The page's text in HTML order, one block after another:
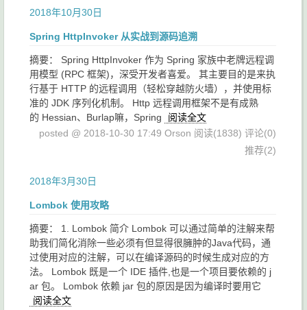
2018年10月30日
Spring HttpInvoker 从实战到源码追溯
摘要： Spring HttpInvoker 作为 Spring 家族中老牌远程调
用模型 (RPC 框架)，深受开发者喜爱。 其主要目的是来执
行基于 HTTP 的远程调用（轻松穿越防火墙），并使用标
准的 JDK 序列化机制。 Http 远程调用框架不是有成熟
的 Hessian、Burlap嘛，Spring
阅读全文
posted @ 2018-10-30 17:49 Orson 阅读(1838) 评论(0)
推荐(2)
2018年3月30日
Lombok 使用攻略
摘要： 1. Lombok 简介 Lombok 可以通过简单的注解来帮
助我们简化消除一些必须有但显得很臃肿的Java代码，通
过使用对应的注解，可以在编译源码的时候生成对应的方
法。 Lombok 既是一个 IDE 插件,也是一个项目要依赖的 j
ar 包。 Lombok 依赖 jar 包的原因是因为编译时要用它
阅读全文